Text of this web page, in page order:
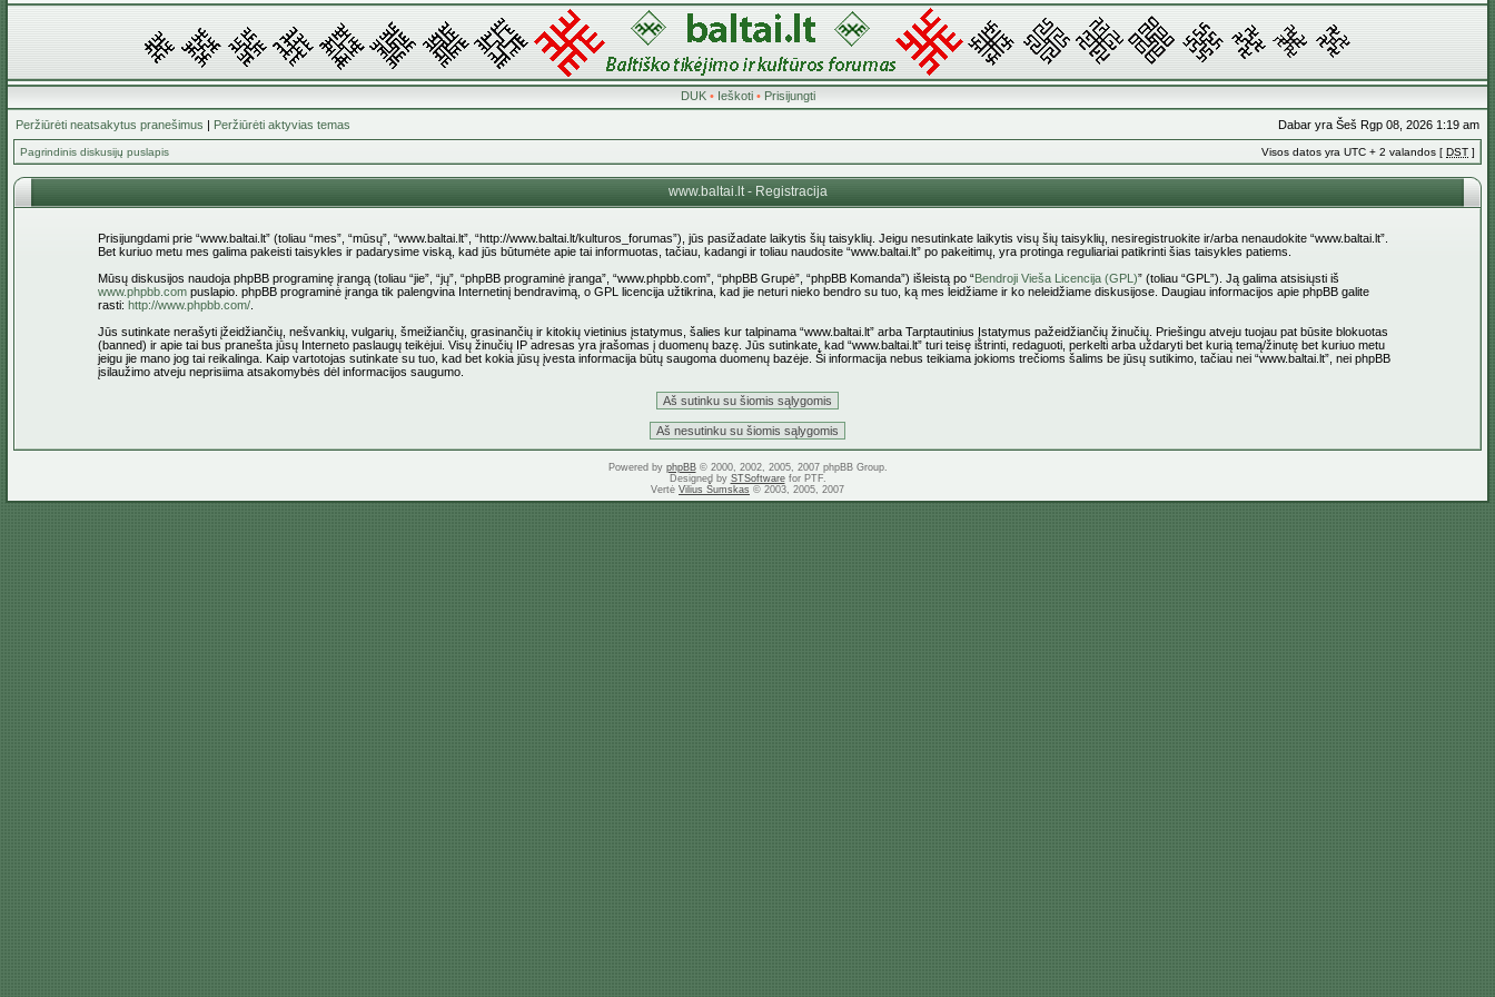
DUK• Ieškoti• Prisijungti
Peržiūrėti neatsakytus pranešimus | Peržiūrėti aktyvias temas Dabar yra Šeš Rgp 08, 2026 1:19 am
Pagrindinis diskusijų puslapis Visos datos yra UTC + 2 valandos [ DST ]
www.baltai.lt - Registracija
Prisijungdami prie “www.baltai.lt” (toliau “mes”, “mūsų”, “www.baltai.lt”, “http://www.baltai.lt/kulturos_forumas”), jūs pasižadate laikytis šių taisyklių. Jeigu nesutinkate laikytis visų šių taisyklių, nesiregistruokite ir/arba nenaudokite “www.baltai.lt”.
Bet kuriuo metu mes galima pakeisti taisykles ir padarysime viską, kad jūs būtumėte apie tai informuotas, tačiau, kadangi ir toliau naudosite “www.baltai.lt” po pakeitimų, yra protinga reguliariai patikrinti šias taisykles patiems.
Mūsų diskusijos naudoja phpBB programinę įrangą (toliau “jie”, “jų”, “phpBB programinė įranga”, “www.phpbb.com”, “phpBB Grupė”, “phpBB Komanda”) išleistą po “Bendroji Vieša Licencija (GPL)” (toliau “GPL”). Ją galima atsisiųsti iš
www.phpbb.compuslapio. phpBB programinė įranga tik palengvina Internetinį bendravimą, o GPL licencija užtikrina, kad jie neturi nieko bendro su tuo, ką mes leidžiame ir ko neleidžiame diskusijose. Daugiau informacijos apie phpBB galite
rasti: http://www.phpbb.com/.
Jūs sutinkate nerašyti įžeidžiančių, nešvankių, vulgarių, šmeižiančių, grasinančių ir kitokių vietinius įstatymus, šalies kur talpinama “www.baltai.lt” arba Tarptautinius Įstatymus pažeidžiančių žinučių. Priešingu atveju tuojau pat būsite blokuotas
(banned) ir apie tai bus pranešta jūsų Interneto paslaugų teikėjui. Visų žinučių IP adresas yra įrašomas į duomenų bazę. Jūs sutinkate, kad “www.baltai.lt” turi teisę ištrinti, redaguoti, perkelti arba uždaryti bet kurią temą/žinutę bet kuriuo metu
jeigu jie mano jog tai reikalinga. Kaip vartotojas sutinkate su tuo, kad bet kokia jūsų įvesta informacija būtų saugoma duomenų bazėje. Ši informacija nebus teikiama jokioms trečioms šalims be jūsų sutikimo, tačiau nei “www.baltai.lt”, nei phpBB
įsilaužimo atveju neprisiima atsakomybės dėl informacijos saugumo.
Powered by phpBB© 2000, 2002, 2005, 2007 phpBB Group.
Designed by STSoftwarefor PTF.
Vertė Vilius Šumskas © 2003, 2005, 2007